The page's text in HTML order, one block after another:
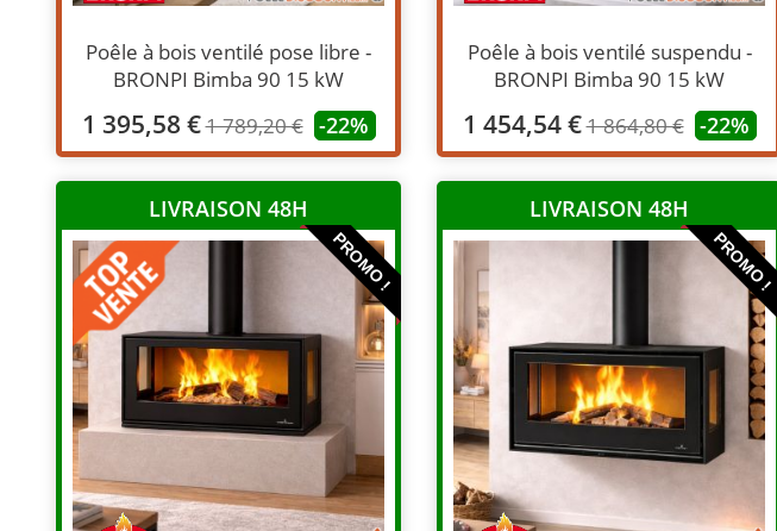
Poêle à bois ventilé pose libre -
BRONPI Bimba 90 15 kW
1 395,58 €1 789,20 € -22%
Poêle à bois ventilé suspendu -
BRONPI Bimba 90 15 kW
1 454,54 €1 864,80 € -22%
LIVRAISON 48H
PROMO !
LIVRAISON 48H
PROMO !